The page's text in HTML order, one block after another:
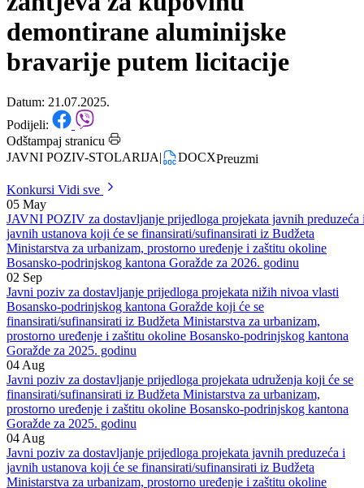
Javni poziv za podnošenje
zahtjeva za kupovinu
demontirane aluminijske
bravarije putem licitacije
Datum: 21.07.2025.
Odštampaj stranicu
JAVNI POZIV-STOLARIJA
KonkursiVidi sve
05 May
JAVNI POZIV za dostavljanje prijedloga projekata javnih preduzeća
javnih ustanova koji će se finansirati/sufinansirati iz Budžeta
Ministarstva za urbanizam, prostorno uređenje i zaštitu okoline
Bosansko-podrinjskog kantona Goražde za 2026. godinu
02 Sep
Javni poziv za dostavljanje prijedloga projekata nižih nivoa vlasti
Bosansko-podrinjskog kantona Goražde koji će se
finansirati/sufinansirati iz Budžeta Ministarstva za urbanizam,
prostorno uređenje i zaštitu okoline Bosansko-podrinjskog kantona
Goražde za 2025. godinu
04Aug
Javni poziv za dostavljanje prijedloga projekata udruženja koji će se
finansirati/sufinansirati iz Budžeta Ministarstva za urbanizam,
prostorno uređenje i zaštitu okoline Bosansko-podrinjskog kantona
Goražde za 2025. godinu
04Aug